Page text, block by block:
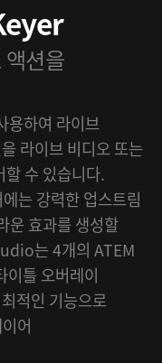
액션을
용하여 라이브
라이브 비디오 또는
할 수 있습니다.
는 강력한 업스트림
운 효과를 생성할
는 4개의 ATEM
틀 오버레이
적인 기능으로
어